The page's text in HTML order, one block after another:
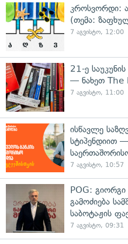
კროსვორდი:
(თემა:
7 აგვისტო, 12:00
21-ე
— ნახეთ The
7 აგვისტო, 11:00
ისწავლე
სტიპენდიით
7 აგვისტო, 10:57
POG: გიორგი
გამოძიება
საბოტაჟის
7 აგვისტო, 09:31